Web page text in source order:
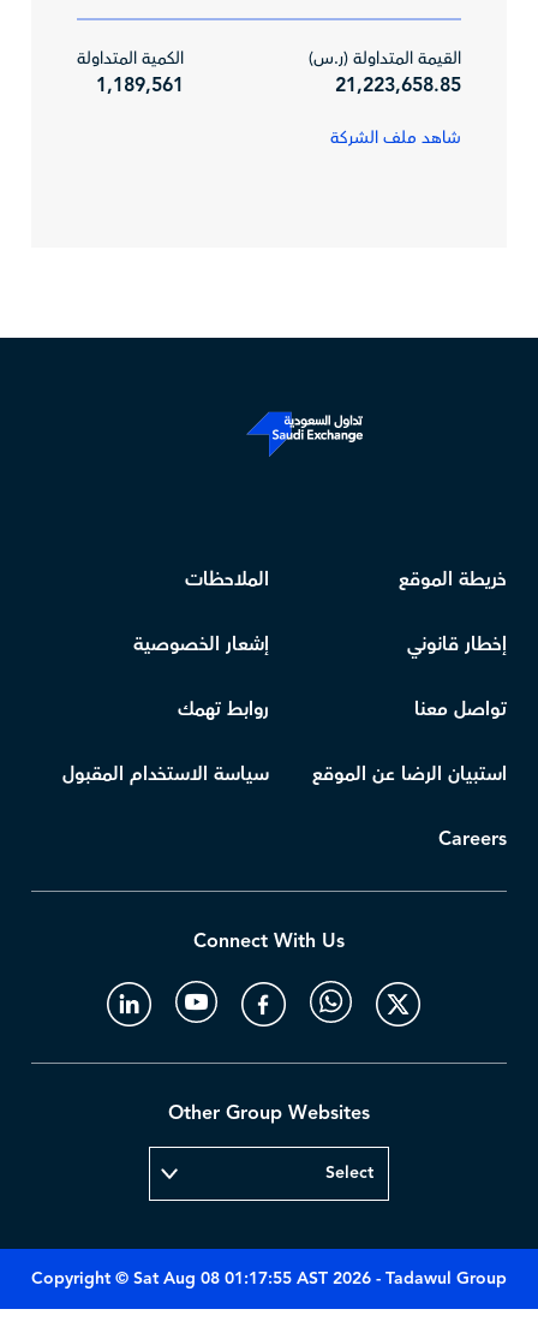
القيمة المتداولة (ر.س)
21,223,658.85
الكمية المتداولة
1,189,561
شاهد ملف الشركة
خريطة الموقع الملاحظات
إخطار قانوني إشعار الخصوصية
تواصل معنا روابط تهمك
استبيان الرضا عن الموقع سياسة الاستخدام المقبول
Careers
Connect With Us
Other Group Websites
Copyright © Sat Aug 08 01:17:55 AST 2026 - Tadawul Group